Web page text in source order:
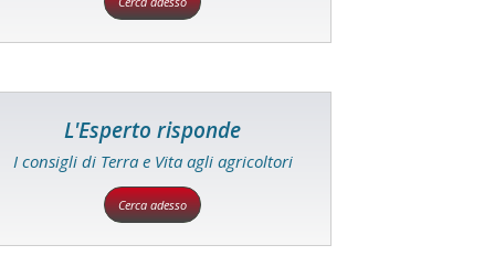
L'Esperto risponde
I consigli di Terra e Vita agli agricoltori
Cerca adesso